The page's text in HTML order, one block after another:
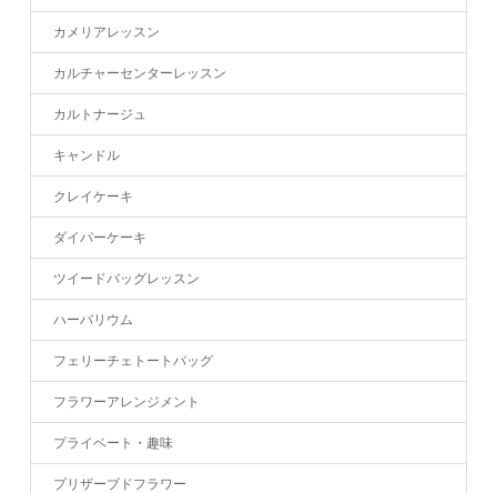
カメリアレッスン
カルチャーセンターレッスン
カルトナージュ
キャンドル
クレイケーキ
ダイパーケーキ
ツイードバッグレッスン
ハーバリウム
フェリーチェトートバッグ
フラワーアレンジメント
プライベート・趣味
プリザーブドフラワー